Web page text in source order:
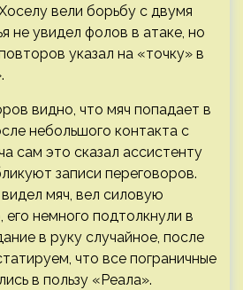
вели борьбу с двумя
не увидел фолов в атаке, но
указал на «точку» в
видно, что мяч попадает в
небольшого контакта с
сам это сказал ассистенту
записи переговоров.
мяч, вел силовую
немного подтолкнули в
в руку случайное, после
что все пограничные
в пользу «Реала».